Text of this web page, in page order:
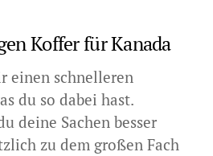
Koffer für Kanada
einen schnelleren
du so dabei hast.
deine Sachen besser
zu dem großen Fach